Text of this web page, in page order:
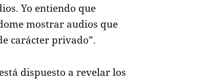
Yo entiendo que
mostrar audios que
carácter privado”.
dispuesto a revelar los